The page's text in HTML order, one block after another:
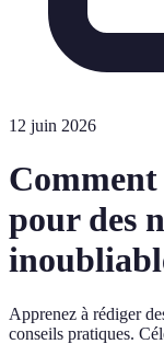
12 juin 2026
pour des
Apprenez à rédiger
conseils pratiques.